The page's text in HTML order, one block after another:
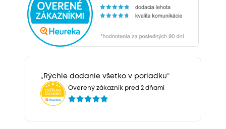
„Rýchle dodanie všetko v poriadku“
Overený zákazník pred 2 dňami